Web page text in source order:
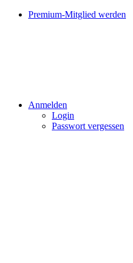
Premium-Mitglied werden
Anmelden
Login
Passwort vergessen